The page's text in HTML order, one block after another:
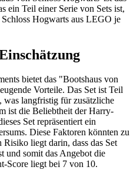
ein Teil einer Serie von Sets ist,
Schloss Hogwarts aus LEGO je
bietet das "Bootshaus von
Vorteile. Das Set ist Teil
was langfristig für zusätzliche
ist die Beliebtheit der Harry-
Set repräsentiert ein
Diese Faktoren könnten zu
liegt darin, dass das Set
und somit das Angebot die
Score liegt bei 7 von 10.